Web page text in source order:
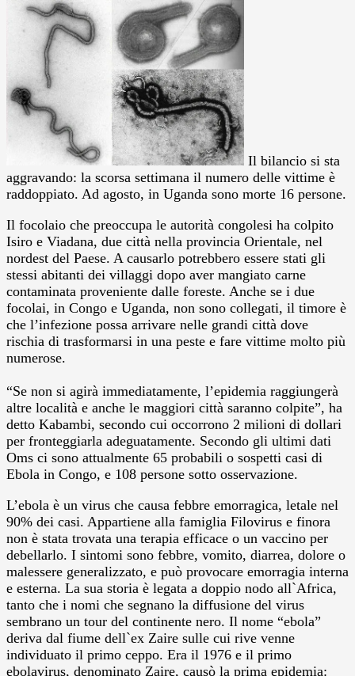
Il bilancio si sta
aggravando: la scorsa settimana il numero delle vittime è
raddoppiato. Ad agosto, in Uganda sono morte 16 persone.
Il focolaio che preoccupa le autorità congolesi ha colpito
Isiro e Viadana, due città nella provincia Orientale, nel
nordest del Paese. A causarlo potrebbero essere stati gli
stessi abitanti dei villaggi dopo aver mangiato carne
contaminata proveniente dalle foreste. Anche se i due
focolai, in Congo e Uganda, non sono collegati, il timore è
che l’infezione possa arrivare nelle grandi città dove
rischia di trasformarsi in una peste e fare vittime molto più
numerose.
“Se non si agirà immediatamente, l’epidemia raggiungerà
altre località e anche le maggiori città saranno colpite”, ha
detto Kabambi, secondo cui occorrono 2 milioni di dollari
per fronteggiarla adeguatamente. Secondo gli ultimi dati
Oms ci sono attualmente 65 probabili o sospetti casi di
Ebola in Congo, e 108 persone sotto osservazione.
L’ebola è un virus che causa febbre emorragica, letale nel
90% dei casi. Appartiene alla famiglia Filovirus e finora
non è stata trovata una terapia efficace o un vaccino per
debellarlo. I sintomi sono febbre, vomito, diarrea, dolore o
malessere generalizzato, e può provocare emorragia interna
e esterna. La sua storia è legata a doppio nodo all`Africa,
tanto che i nomi che segnano la diffusione del virus
sembrano un tour del continente nero. Il nome “ebola”
deriva dal fiume dell`ex Zaire sulle cui rive venne
individuato il primo ceppo. Era il 1976 e il primo
ebolavirus, denominato Zaire, causò la prima epidemia: